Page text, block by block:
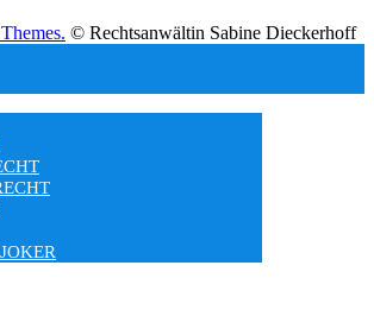
© Rechtsanwältin Sabine Dieckerhoff